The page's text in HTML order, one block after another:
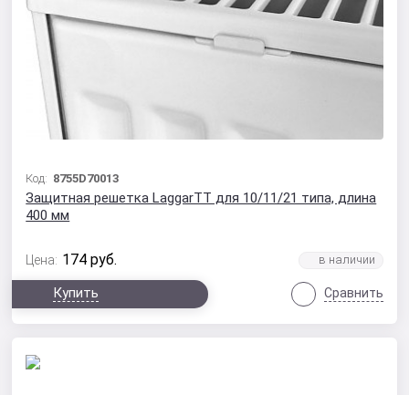
Код: 8755D70013
Защитная решетка LaggarTT для 10/11/21 типа, длина
400 мм
Цена: 174 руб.
Купить Сравнить